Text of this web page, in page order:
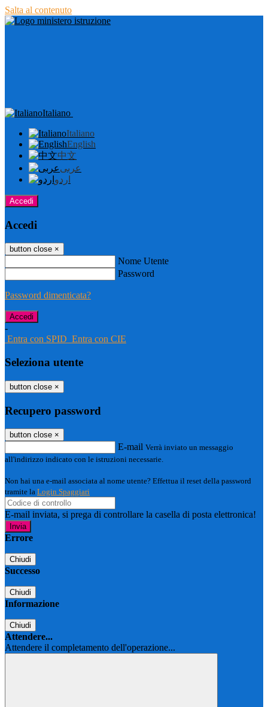
Salta al contenuto
Italiano
Italiano
English
中文
عربى
اردو
Accedi
Accedi
button close ×
Nome Utente
Password
Password dimenticata?
-
Entra con SPID Entra con CIE
Seleziona utente
button close ×
Recupero password
button close ×
E-mail Verrà inviato un messaggio
all'indirizzo indicato con le istruzioni necessarie.
Non hai una e-mail associata al nome utente? Effettua il reset della password
tramite la Login Spaggiari
E-mail inviata, si prega di controllare la casella di posta elettronica!
Errore
Chiudi
Successo
Chiudi
Informazione
Chiudi
Attendere...
Attendere il completamento dell'operazione...